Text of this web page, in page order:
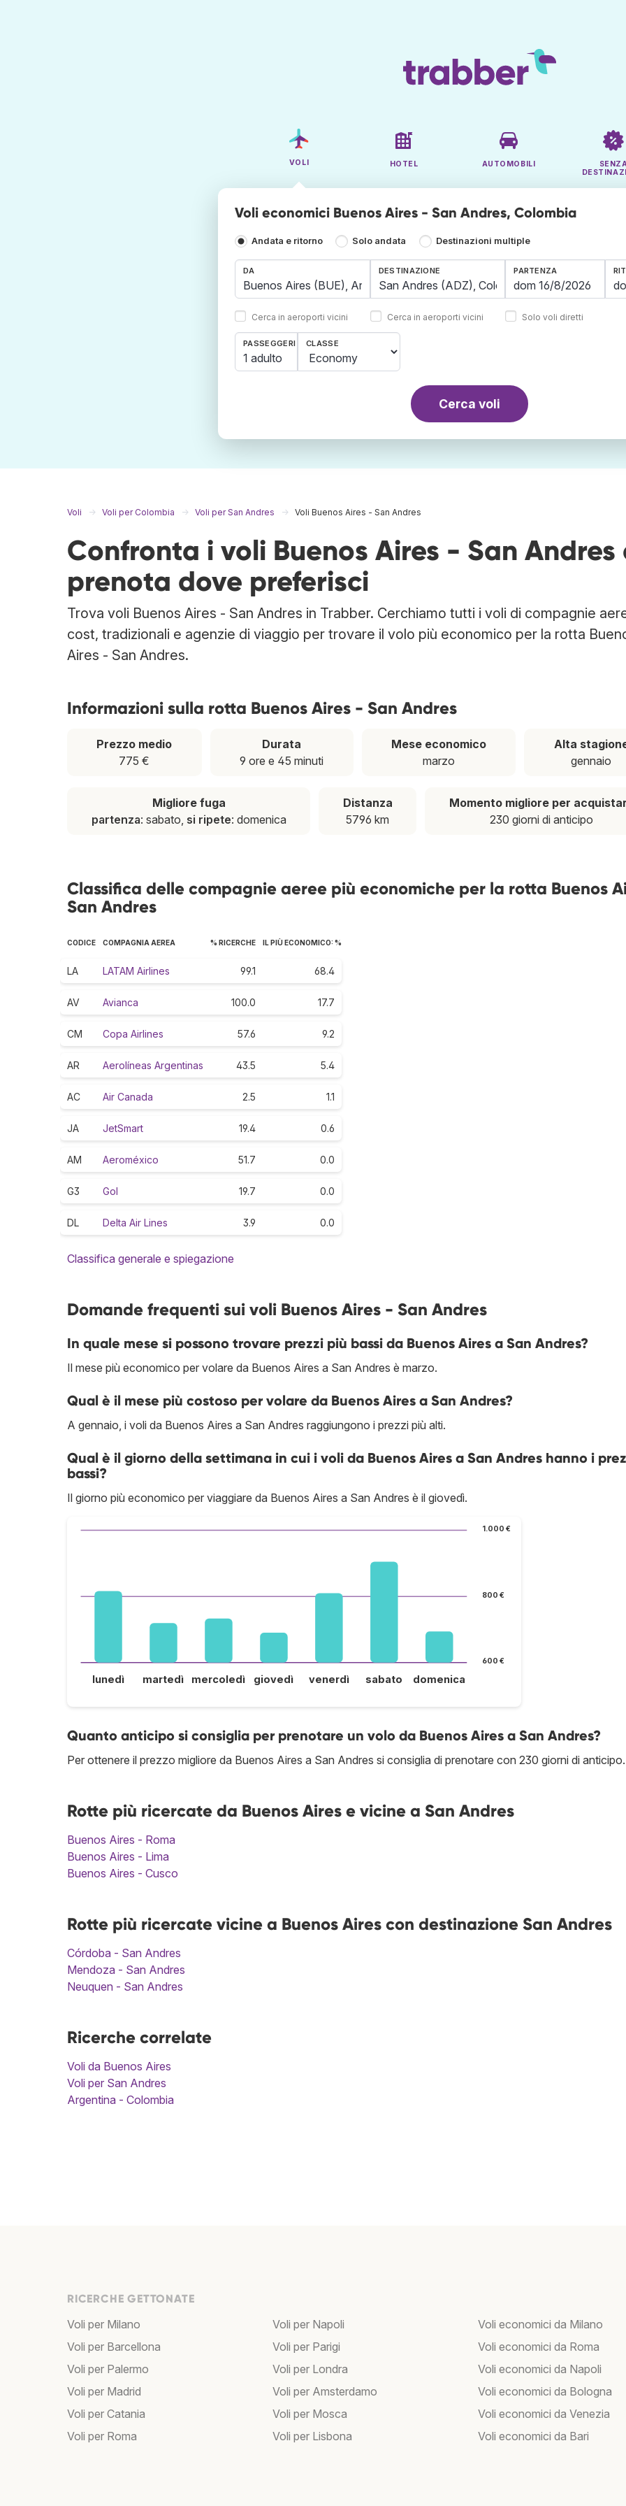
VOLI HOTEL AUTOMOBILI
Voli economici Buenos Aires - San Andres, Colombia
Andata e ritorno Solo andata Destinazioni multiple
DA
Cerca in aeroporti vicini
DESTINAZIONE
Cerca in aeroporti vicini
PARTENZA
Solo voli diretti
PASSEGGERI
1 adulto
CLASSE
Cerca voli
Voli Voli per Colombia Voli per San Andres Voli Buenos Aires - San Andres
Confronta i voli Buenos Aires - San Andres
prenota dove preferisci
Trova voli Buenos Aires - San Andres in Trabber. Cerchiamo tutti i voli di compagnie
cost, tradizionali e agenzie di viaggio per trovare il volo più economico per la rotta
Aires - San Andres.
Informazioni sulla rotta Buenos Aires - San Andres
Prezzo medio
775 €
Durata
9 ore e 45 minuti
Mese economico
marzo
Alta
gennaio
Migliore fuga
partenza: sabato, si ripete: domenica
Distanza
5796 km
Momento migliore per
230 giorni di anticipo
Classifica delle compagnie aeree più economiche per la rotta Buenos
San Andres
CODICE COMPAGNIA AEREA % RICERCHE IL PIÙ ECONOMICO: %
LA LATAM Airlines 99.1 68.4
AV Avianca 100.0 17.7
CM Copa Airlines 57.6 9.2
AR Aerolíneas Argentinas 43.5 5.4
AC Air Canada 2.5 1.1
JA JetSmart 19.4 0.6
AM Aeroméxico 51.7 0.0
G3 Gol 19.7 0.0
DL Delta Air Lines 3.9 0.0
Classifica generale e spiegazione
Domande frequenti sui voli Buenos Aires - San Andres
In quale mese si possono trovare prezzi più bassi da Buenos Aires a San Andres?
Il mese più economico per volare da Buenos Aires a San Andres è marzo.
Qual è il mese più costoso per volare da Buenos Aires a San Andres?
A gennaio, i voli da Buenos Aires a San Andres raggiungono i prezzi più alti.
Qual è il giorno della settimana in cui i voli da Buenos Aires a San Andres hanno i
bassi?
Il giorno più economico per viaggiare da Buenos Aires a San Andres è il giovedì.
600 €
800 €
1.000 €
lunedì martedì mercoledì giovedì venerdì sabato domenica
Quanto anticipo si consiglia per prenotare un volo da Buenos Aires a San Andres?
Per ottenere il prezzo migliore da Buenos Aires a San Andres si consiglia di prenotare con 230 giorni di anticipo.
Rotte più ricercate da Buenos Aires e vicine a San Andres
Buenos Aires - Roma
Buenos Aires - Lima
Buenos Aires - Cusco
Rotte più ricercate vicine a Buenos Aires con destinazione San Andres
Córdoba - San Andres
Mendoza - San Andres
Neuquen - San Andres
Ricerche correlate
Voli da Buenos Aires
Voli per San Andres
Argentina - Colombia
RICERCHE GETTONATE
Voli per Milano
Voli per Barcellona
Voli per Palermo
Voli per Madrid
Voli per Catania
Voli per Roma
Voli per Napoli
Voli per Parigi
Voli per Londra
Voli per Amsterdamo
Voli per Mosca
Voli per Lisbona
Voli economici da Milano
Voli economici da Roma
Voli economici da Napoli
Voli economici da Bologna
Voli economici da Venezia
Voli economici da Bari